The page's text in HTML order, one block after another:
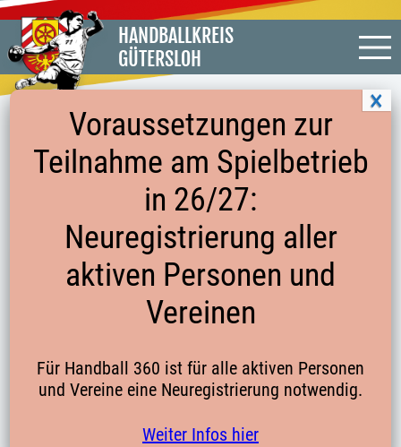
HANDBALLKREIS
GÜTERSLOH
BASISBEOBACHTUNG DER
SCHIEDSRICHTER
Zu jedem Spiel der folgend Spielklassen
OWL-Liga Männer und Frauen
ausgenommen Entscheidungsspiele, haben
Beobachtungsbogen nach den vorgegebenen
Voraussetzungen zur
Teilnahme am Spielbetrieb
in 26/27:
Neuregistrierung aller
aktiven Personen und
Vereinen
Für Handball 360 ist für alle aktiven Personen
und Vereine eine Neuregistrierung notwendig.
Weiter Infos hier